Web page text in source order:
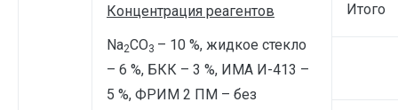
Концентрация реагентов
Na2CO3 – 10 %, жидкое стекло
– 6 %, БКК – 3 %, ИМА И-413 –
5 %, ФРИМ 2 ПМ – без
Итого